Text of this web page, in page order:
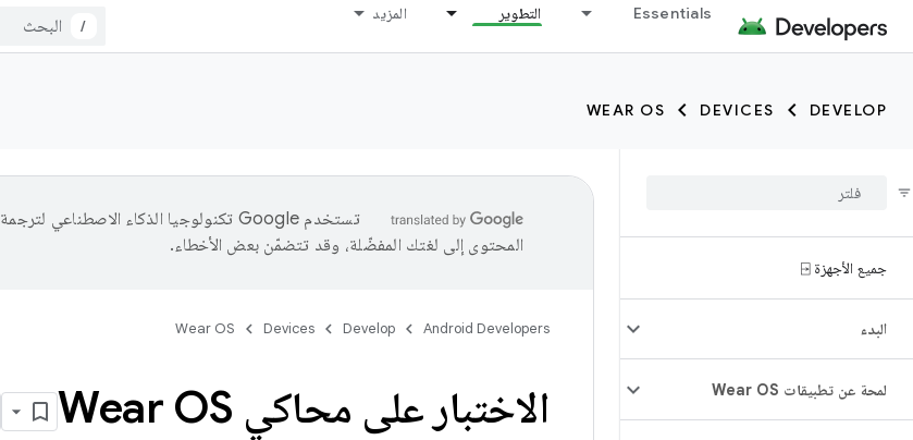
Essentials التطوير المزيد
/
DEVELOP
DEVICES
WEAR OS
جميع الأجهزة ⍈
البدء
لمحة عن تطبيقات Wear OS
تستخدم Google تكنولوجيا الذكاء الاصطناعي لترجمة
المحتوى إلى لغتك المفضّلة، وقد تتضمّن بعض الأخطاء.
Android Developers
Develop
Devices
Wear OS
الاختبار على محاكي Wear OS